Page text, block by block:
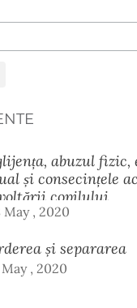
abuzul fizic,
și consecințele
copilului
May , 2020
și separarea
, 2020